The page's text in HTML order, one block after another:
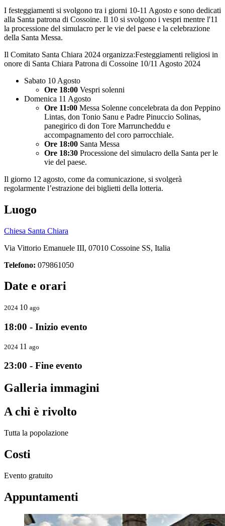
I festeggiamenti si svolgono tra i giorni 10-11 Agosto e sono dedicati
alla Santa patrona di Cossoine. Il 10 si svolgono i vespri mentre l'11
la processione del simulacro per le vie del paese e la celebrazione
della Santa Messa.
Il Comitato Santa Chiara 2024 organizza:Festeggiamenti religiosi in
onore di Santa Chiara Patrona di Cossoine 10/11 Agosto 2024
Sabato 10 Agosto
Ore 18:00 Vespri solenni
Domenica 11 Agosto
Ore 11:00 Messa Solenne concelebrata da don Peppino
Lintas, don Tonio Sanu e Padre Pinuccio Solinas,
panegirico di don Tore Marruncheddu e
accompagnamento del coro parrocchiale.
Ore 18:00 Santa Messa
Ore 18:30 Processione del simulacro della Santa per le
vie del paese.
Il giorno 12 agosto, come da comunicazione, si svolgerà
regolarmente l’estrazione dei biglietti della lotteria.
Luogo
Chiesa Santa Chiara
Via Vittorio Emanuele III, 07010 Cossoine SS, Italia
Telefono: 079861050
Date e orari
2024 10 ago
18:00 - Inizio evento
2024 11 ago
23:00 - Fine evento
Galleria immagini
A chi è rivolto
Tutta la popolazione
Costi
Evento gratuito
Appuntamenti